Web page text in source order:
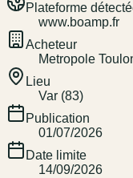
Plateforme
www.boamp.fr
Acheteur
Metropole
Lieu
Var (83)
Publication
01/07/2026
Date limite
14/09/2026